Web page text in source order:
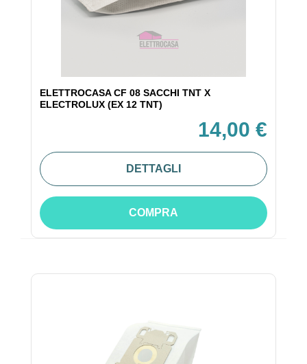
ELETTROCASA CF 08 SACCHI TNT X
ELECTROLUX (EX 12 TNT)
14,00 €
DETTAGLI
COMPRA